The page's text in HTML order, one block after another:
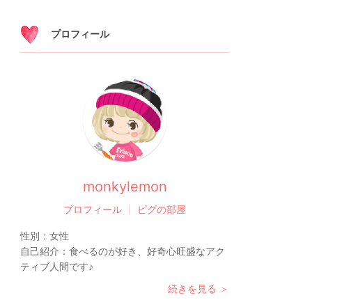
プロフィール
monkylemon
プロフィール ピグの部屋
性別： 女性
自己紹介： 食べるのが好き、好奇心旺盛なアク
ティブ人間です♪
続きを見る ＞